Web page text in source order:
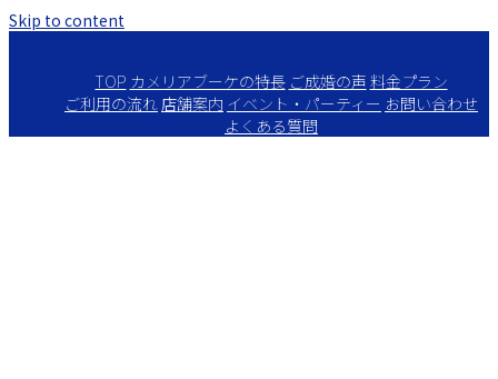
Skip to content
TOP カメリアブーケの特長 ご成婚の声 料金プラン
ご利用の流れ 店舗案内 イベント・パーティー お問い合わせ
よくある質問